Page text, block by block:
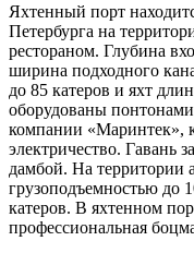
Яхтенный порт
Петербурга на
рестораном. Глубина
ширина подходного
до 85 катеров и яхт
оборудованы
компании «Маринтек»,
электричество. Гавань
дамбой. На территории
грузоподъемностью до
катеров. В яхтенном
профессиональная